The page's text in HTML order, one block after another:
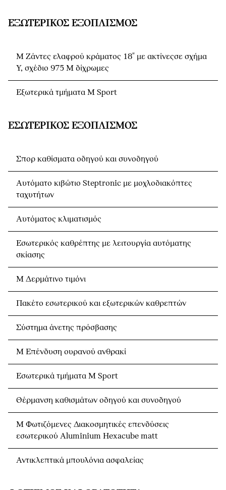
ΕΞΩΤΕΡΙΚΌΣ ΕΞΟΠΛΙΣΜΌΣ
M Ζάντες ελαφρού κράματος 18" με ακτίνεςσε σχήμα
Y, σχέδιο 975 M δίχρωμες
Εξωτερικά τμήματα M Sport
ΕΣΩΤΕΡΙΚΌΣ ΕΞΟΠΛΙΣΜΌΣ
Σπορ καθίσματα οδηγού και συνοδηγού
Αυτόματο κιβώτιο Steptronic με μοχλοδιακόπτες
ταχυτήτων
Αυτόματος κλιματισμός
Εσωτερικός καθρέπτης με λειτουργία αυτόματης
σκίασης
Μ Δερμάτινο τιμόνι
Πακέτο εσωτερικού και εξωτερικών καθρεπτών
Σύστημα άνετης πρόσβασης
M Eπένδυση ουρανού ανθρακί
Εσωτερικά τμήματα M Sport
Θέρμανση καθισμάτων οδηγού και συνοδηγού
M Φωτιζόμενες Διακοσμητικές επενδύσεις
εσωτερικού Aluminium Hexacube matt
Αντικλεπτικά μπουλόνια ασφαλείας